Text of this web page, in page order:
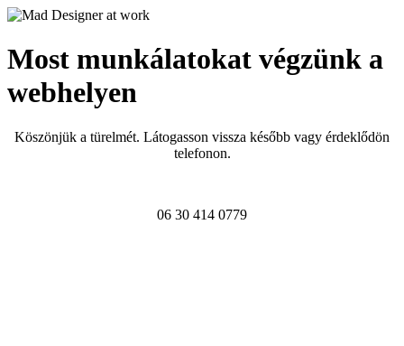
Most munkálatokat végzünk a
webhelyen
Köszönjük a türelmét. Látogasson vissza később vagy érdeklődön
telefonon.
06 30 414 0779